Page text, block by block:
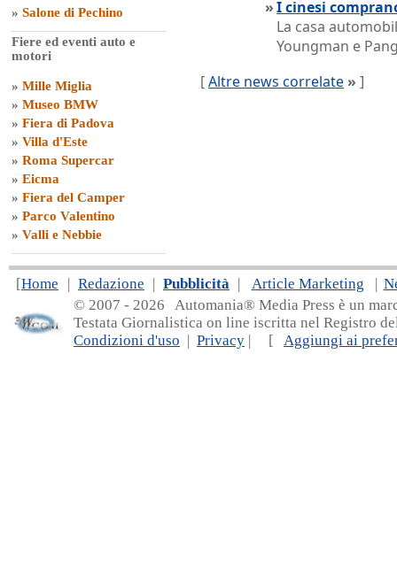
» Salone di Pechino
Fiere ed eventi auto e
motori
» Mille Miglia
» Museo BMW
» Fiera di Padova
» Villa d'Este
» Roma Supercar
» Eicma
» Fiera del Camper
» Parco Valentino
» Valli e Nebbie
»I cinesi
La casa
Youngman e
[Altre news correlate » ]
[Home | Redazione | Pubblicità | Article Marketing |
© 2007 - 2026 Automania® Media Press è un
Testata Giornalistica on line iscritta nel Registro
Condizioni d'uso | Privacy | [ Aggiungi ai